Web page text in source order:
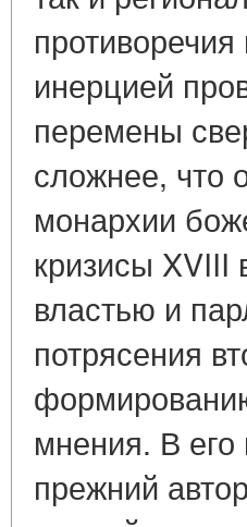
инерцией
перемены
сложнее, что
монархии
кризисы XVIII
властью и
потрясения
мнения. В его
прежний